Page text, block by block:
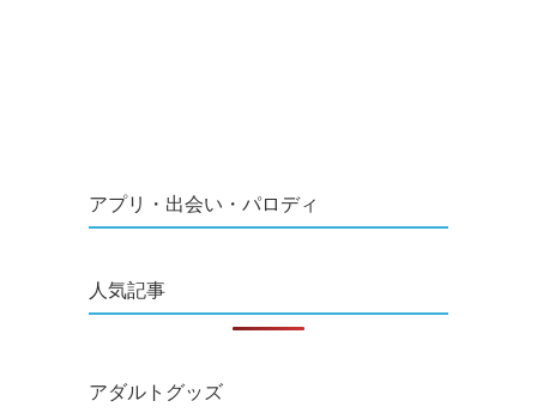
アプリ・出会い・パロディ
人気記事
アダルトグッズ